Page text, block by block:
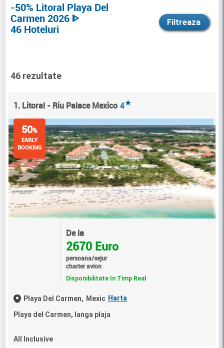
46 rezultate
1. Litoral - Riu Palace Mexico 4★
50%
EARLY
BOOKING
De la
2670 Euro
persoana/sejur
charter avion
Disponibilitate In Timp Real
Playa Del Carmen, Mexic Harta
Playa del Carmen, langa plaja
All Inclusive
-50% Litoral Playa Del
Carmen 2026 ᐈ
46 Hoteluri
Filtreaza